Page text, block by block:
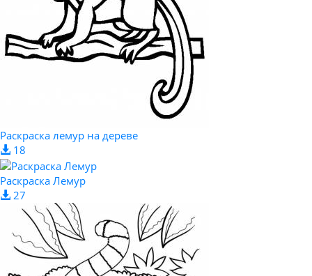
Раскраска лемур на дереве
18
Раскраска Лемур
27